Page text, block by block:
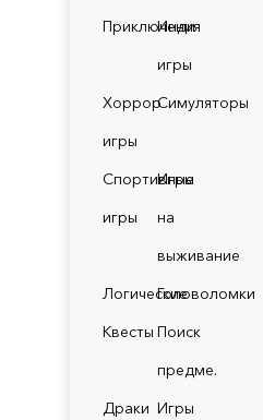
Приключения
Инди
игры
Хоррор
игры
Симуляторы
Спортивные
игры
Игры
на
выживание
ЛогическиеГоловоломки
Квесты Поиск
предме.
Драки Игры